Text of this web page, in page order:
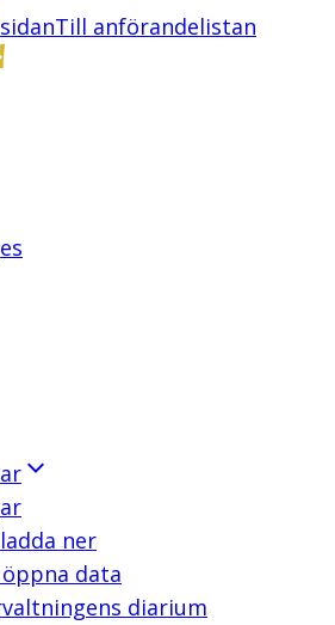
Till anförandelistan
ner
öppna data
diarium